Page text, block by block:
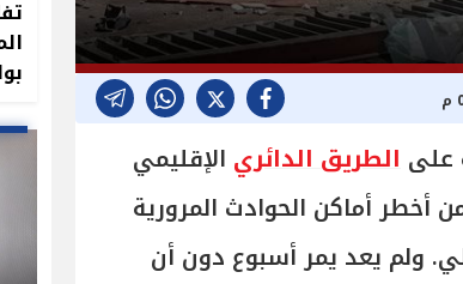
على الطريق الدائري الإقليمي
أخطر أماكن الحوادث المرورية
ولم يعد يمر أسبوع دون أن